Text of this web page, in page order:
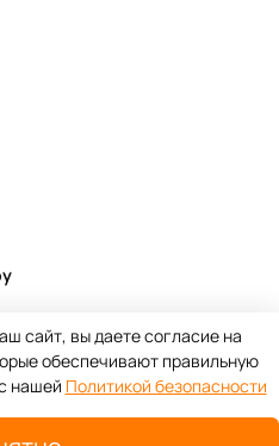
сайт, вы даете согласие на
обеспечивают правильную
нашей Политикой безопасности